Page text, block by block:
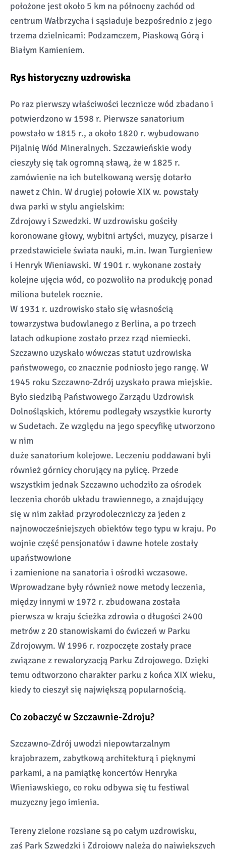
położone jest około 5 km na północny zachód od
centrum Wałbrzycha i sąsiaduje bezpośrednio z jego
trzema dzielnicami: Podzamczem, Piaskową Górą i
Białym Kamieniem.
Rys historyczny uzdrowiska
Po raz pierwszy właściwości lecznicze wód zbadano i
potwierdzono w 1598 r. Pierwsze sanatorium
powstało w 1815 r., a około 1820 r. wybudowano
Pijalnię Wód Mineralnych. Szczawieńskie wody
cieszyły się tak ogromną sławą, że w 1825 r.
zamówienie na ich butelkowaną wersję dotarło
nawet z Chin. W drugiej połowie XIX w. powstały
dwa parki w stylu angielskim:
Zdrojowy i Szwedzki. W uzdrowisku gościły
koronowane głowy, wybitni artyści, muzycy, pisarze i
przedstawiciele świata nauki, m.in. Iwan Turgieniew
i Henryk Wieniawski. W 1901 r. wykonane zostały
kolejne ujęcia wód, co pozwoliło na produkcję ponad
miliona butelek rocznie.
W 1931 r. uzdrowisko stało się własnością
towarzystwa budowlanego z Berlina, a po trzech
latach odkupione zostało przez rząd niemiecki.
Szczawno uzyskało wówczas statut uzdrowiska
państwowego, co znacznie podniosło jego rangę. W
1945 roku Szczawno-Zdrój uzyskało prawa miejskie.
Było siedzibą Państwowego Zarządu Uzdrowisk
Dolnośląskich, któremu podlegały wszystkie kurorty
w Sudetach. Ze względu na jego specyfikę utworzono
w nim
duże sanatorium kolejowe. Leczeniu poddawani byli
również górnicy chorujący na pylicę. Przede
wszystkim jednak Szczawno uchodziło za ośrodek
leczenia chorób układu trawiennego, a znajdujący
się w nim zakład przyrodoleczniczy za jeden z
najnowocześniejszych obiektów tego typu w kraju. Po
wojnie część pensjonatów i dawne hotele zostały
upaństwowione
i zamienione na sanatoria i ośrodki wczasowe.
Wprowadzane były również nowe metody leczenia,
między innymi w 1972 r. zbudowana została
pierwsza w kraju ścieżka zdrowia o długości 2400
metrów z 20 stanowiskami do ćwiczeń w Parku
Zdrojowym. W 1996 r. rozpoczęte zostały prace
związane z rewaloryzacją Parku Zdrojowego. Dzięki
temu odtworzono charakter parku z końca XIX wieku,
kiedy to cieszył się największą popularnością.
Co zobaczyć w Szczawnie-Zdroju?
Szczawno-Zdrój uwodzi niepowtarzalnym
krajobrazem, zabytkową architekturą i pięknymi
parkami, a na pamiątkę koncertów Henryka
Wieniawskiego, co roku odbywa się tu festiwal
muzyczny jego imienia.
Tereny zielone rozsiane są po całym uzdrowisku,
zaś Park Szwedzki i Zdrojowy należą do największych